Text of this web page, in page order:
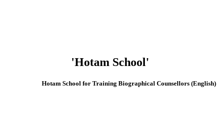
'Hotam School'
(English) Hotam School for Training Biographical Counsellors